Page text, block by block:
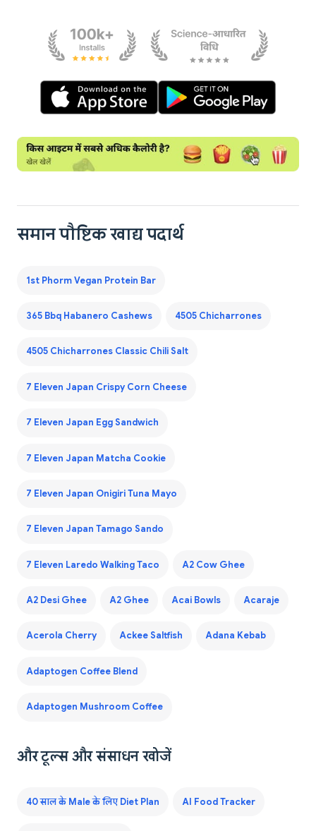
समान पौष्टिक खाद्य पदार्थ
1st Phorm Vegan Protein Bar
365 Bbq Habanero Cashews 4505 Chicharrones
4505 Chicharrones Classic Chili Salt
7 Eleven Japan Crispy Corn Cheese
7 Eleven Japan Egg Sandwich
7 Eleven Japan Matcha Cookie
7 Eleven Japan Onigiri Tuna Mayo
7 Eleven Japan Tamago Sando
7 Eleven Laredo Walking Taco A2 Cow Ghee
A2 Desi Ghee A2 Ghee Acai Bowls Acaraje
Acerola Cherry Ackee Saltfish Adana Kebab
Adaptogen Coffee Blend
Adaptogen Mushroom Coffee
और टूल्स और संसाधन खोजें
40 साल के Male के लिए Diet Plan AI Food Tracker